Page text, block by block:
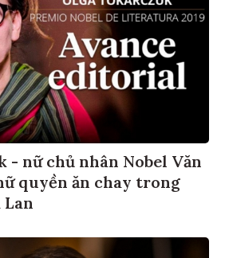
- nữ chủ nhân Nobel Văn
quyền ăn chay trong
Lan